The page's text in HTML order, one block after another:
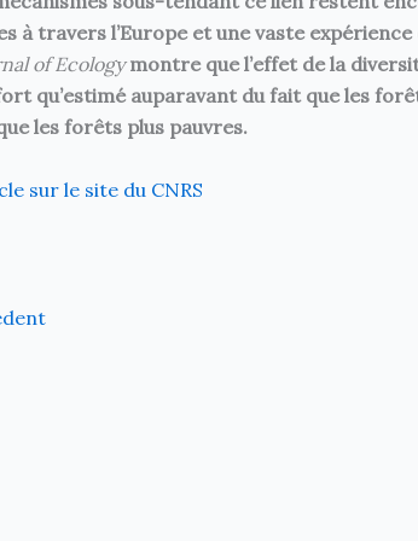
à travers l’Europe et une vaste
of Ecologymontre que l’effet de la
qu’estimé auparavant du fait que les
les forêts plus pauvres.
sur le site du CNRS